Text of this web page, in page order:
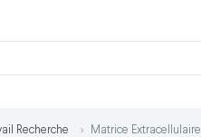
Recherche Matrice Extracellulaire